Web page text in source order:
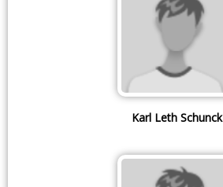
Karl Leth Schunck